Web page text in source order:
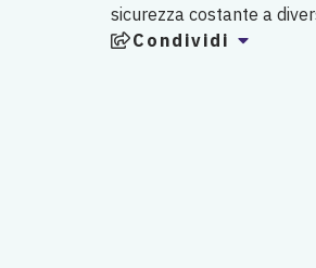
sicurezza costante a
Condividi